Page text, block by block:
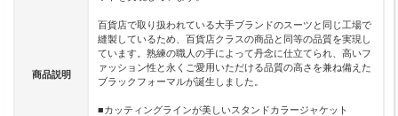
商品説明
百貨店で取り扱われている大手ブランドのスーツと同じ工場で
縫製しているため、百貨店クラスの商品と同等の品質を実現し
ています。熟練の職人の手によって丹念に仕立てられ、高いフ
ァッション性と永くご愛用いただける品質の高さを兼ね備えた
ブラックフォーマルが誕生しました。
■カッティングラインが美しいスタンドカラージャケット